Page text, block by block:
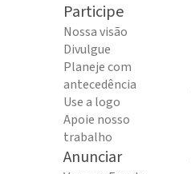
Participe
Nossa visão
Divulgue
Planeje com
antecedência
Use a logo
Apoie nosso
trabalho
Anunciar